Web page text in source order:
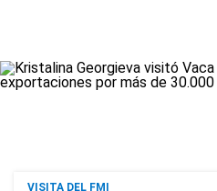
VISITA DEL FMI